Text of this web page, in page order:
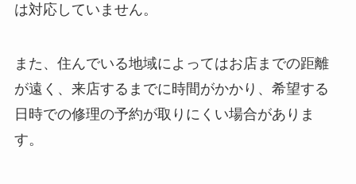
は対応していません。
また、住んでいる地域によってはお店までの距離
が遠く、来店するまでに時間がかかり、希望する
日時での修理の予約が取りにくい場合がありま
す。